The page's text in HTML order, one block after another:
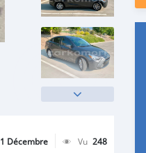
1 Décembre Vu 248